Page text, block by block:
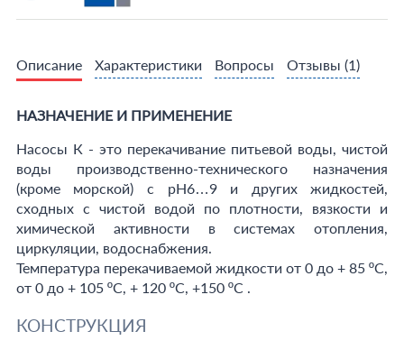
Описание Характеристики Вопросы Отзывы (1)
НАЗНАЧЕНИЕ И ПРИМЕНЕНИЕ
Насосы К - это перекачивание питьевой воды, чистой
воды производственно-технического назначения
(кроме морской) с рН6…9 и других жидкостей,
сходных с чистой водой по плотности, вязкости и
химической активности в системах отопления,
циркуляции, водоснабжения.
Температура перекачиваемой жидкости от 0 до + 85 ºС,
от 0 до + 105 ºС, + 120 ºС, +150 ºС .
КОНСТРУКЦИЯ